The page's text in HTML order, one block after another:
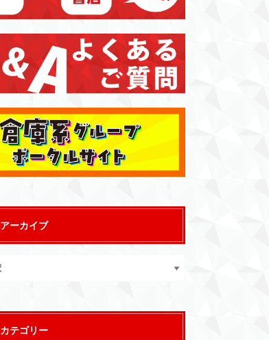
アーカイブ
カテゴリー